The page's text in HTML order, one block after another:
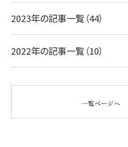
2023年の記事一覧（44）
2022年の記事一覧（10）
一覧ページへ